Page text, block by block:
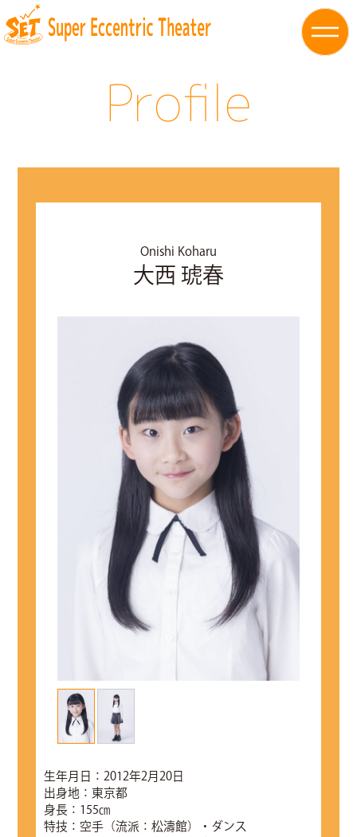
Profile
Onishi Koharu
大西 琥春
生年月日：2012年2月20日
出身地：東京都
身長：155㎝
特技：空手（流派：松濤館）・ダンス